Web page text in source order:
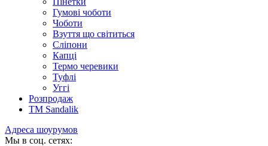
Гумові чоботи
Чоботи
Взуття що світиться
Сліпони
Капці
Термо черевики
Туфлі
Уггі
Розпродаж
TM Sandalik
Адреса шоурумов
Мы в соц. сетях: